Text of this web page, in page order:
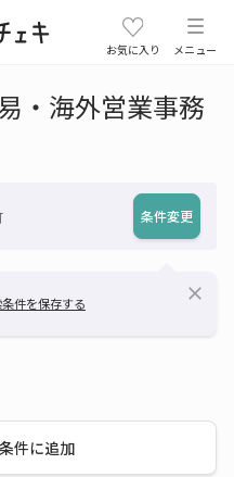
お気に入り メニュー
・海外営業事務
条件変更
件を保存する close
件に追加